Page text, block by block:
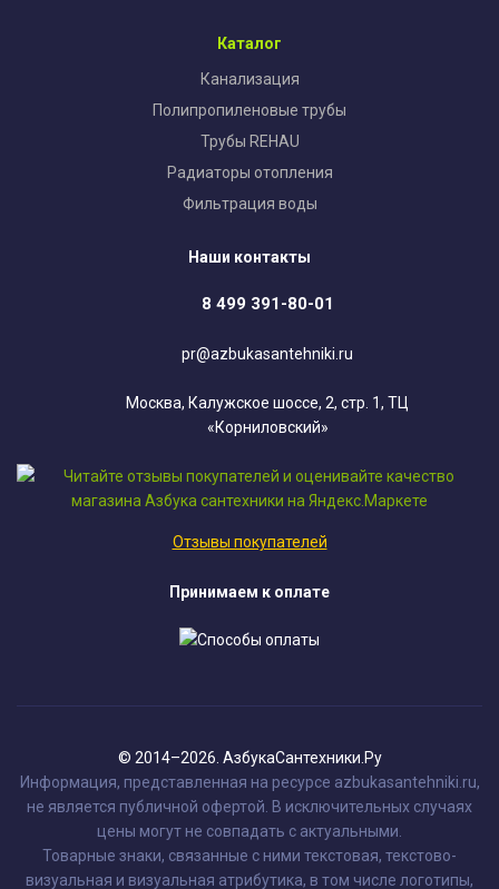
Каталог
Канализация
Полипропиленовые трубы
Трубы REHAU
Радиаторы отопления
Фильтрация воды
Наши контакты
8 499 391-80-01
pr@azbukasantehniki.ru
Москва, Калужское шоссе, 2, стр. 1, ТЦ
«Корниловский»
Отзывы покупателей
Принимаем к оплате
© 2014–2026. АзбукаСантехники.Ру
Информация, представленная на ресурсе azbukasantehniki.ru,
не является публичной офертой. В исключительных случаях
цены могут не совпадать с актуальными.
Товарные знаки, связанные с ними текстовая, текстово-
визуальная и визуальная атрибутика, в том числе логотипы,